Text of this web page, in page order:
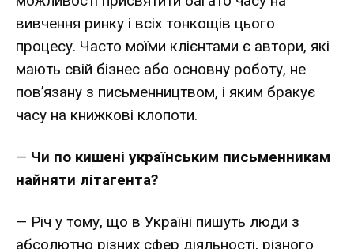
вивчення ринку і всіх тонкощів цього
процесу. Часто моїми клієнтами є автори, які
мають свій бізнес або основну роботу, не
пов’язану з письменництвом, і яким бракує
часу на книжкові клопоти.
— Чи по кишені українським письменникам
найняти літагента?
— Річ у тому, що в Україні пишуть люди з
абсолютно різних сфер діяльності, різного